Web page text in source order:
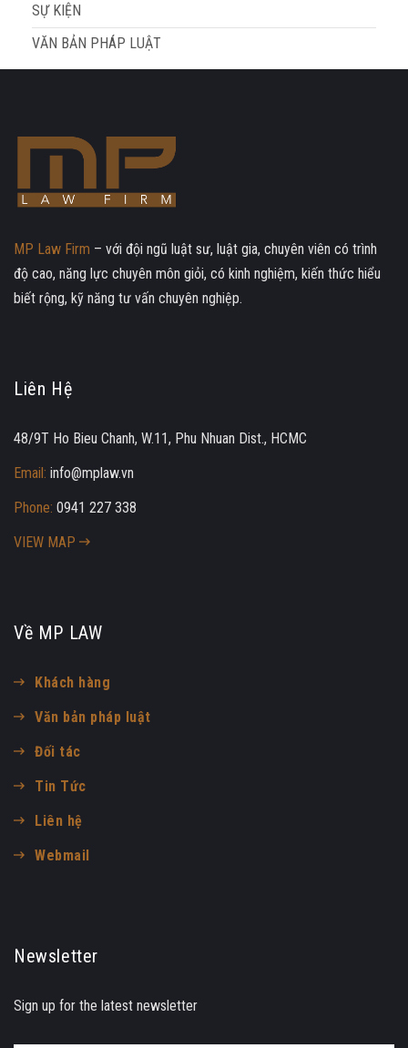
SỰ KIỆN
VĂN BẢN PHÁP LUẬT
MP Law Firm – với đội ngũ luật sư, luật gia, chuyên viên có trình
độ cao, năng lực chuyên môn giỏi, có kinh nghiệm, kiến thức hiểu
biết rộng, kỹ năng tư vấn chuyên nghiệp.
Liên Hệ
48/9T Ho Bieu Chanh, W.11, Phu Nhuan Dist., HCMC
Email: info@mplaw.vn
Phone: 0941 227 338
VIEW MAP
Về MP LAW
Khách hàng
Văn bản pháp luật
Đối tác
Tin Tức
Liên hệ
Webmail
Newsletter
Sign up for the latest newsletter